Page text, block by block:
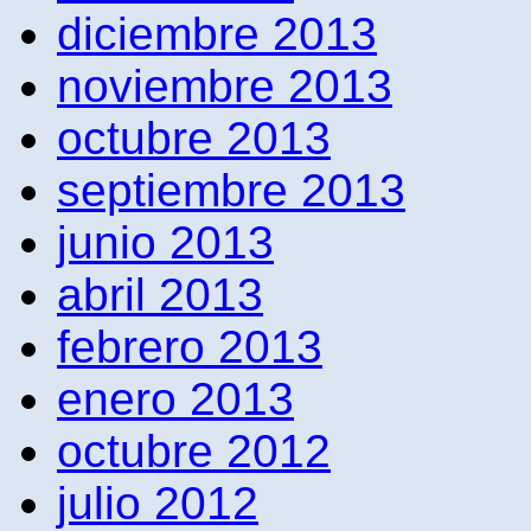
diciembre 2013
noviembre 2013
octubre 2013
septiembre 2013
junio 2013
abril 2013
febrero 2013
enero 2013
octubre 2012
julio 2012